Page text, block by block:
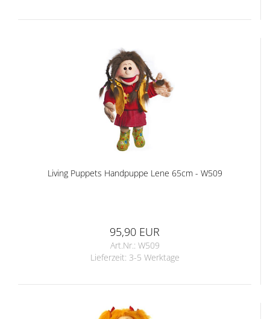
Living Puppets Handpuppe Lene 65cm - W509
95,90 EUR
Art.Nr.: W509
Lieferzeit: 3-5 Werktage